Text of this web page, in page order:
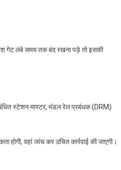
गेट लंबे समय तक बंद रखना पड़े तो इसकी
स्टेशन मास्टर, मंडल रेल प्रबंधक (DRM)
वहां जांच कर उचित कार्रवाई की जाएगी।